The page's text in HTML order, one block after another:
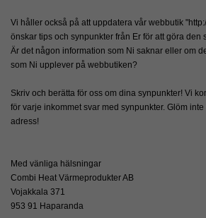
Vi håller också på att uppdatera vår webbutik
önskar tips och synpunkter från Er för att göra den
Är det någon information som Ni saknar eller om
som Ni upplever på webbutiken?
Skriv och berätta för oss om dina synpunkter! Vi
för varje inkommet svar med synpunkter. Glöm
adress!
Med vänliga hälsningar
Combi Heat Värmeprodukter AB
Vojakkala 371
953 91 Haparanda